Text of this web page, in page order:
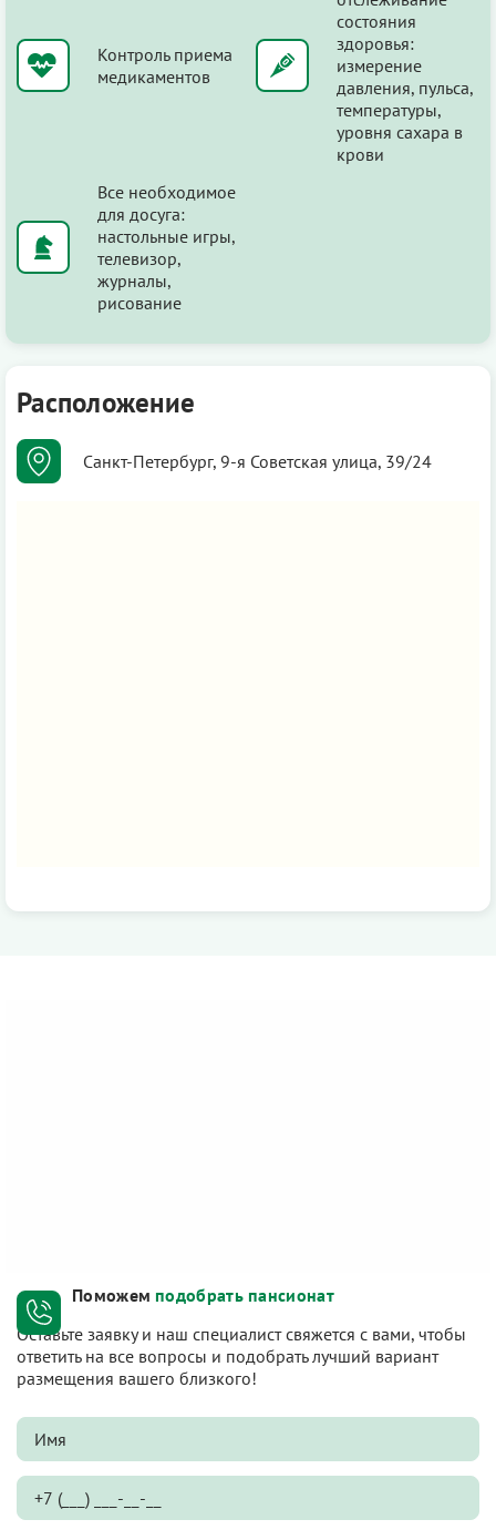
Контроль приема
медикаментов
состояния
здоровья:
измерение
давления, пульса,
температуры,
уровня сахара в
крови
Все необходимое
для досуга:
настольные игры,
телевизор,
журналы,
рисование
Расположение
Санкт-Петербург, 9-я Советская улица, 39/24
Поможем подобрать пансионат
Оставьте заявку и наш специалист свяжется с вами, чтобы
ответить на все вопросы и подобрать лучший вариант
размещения вашего близкого!